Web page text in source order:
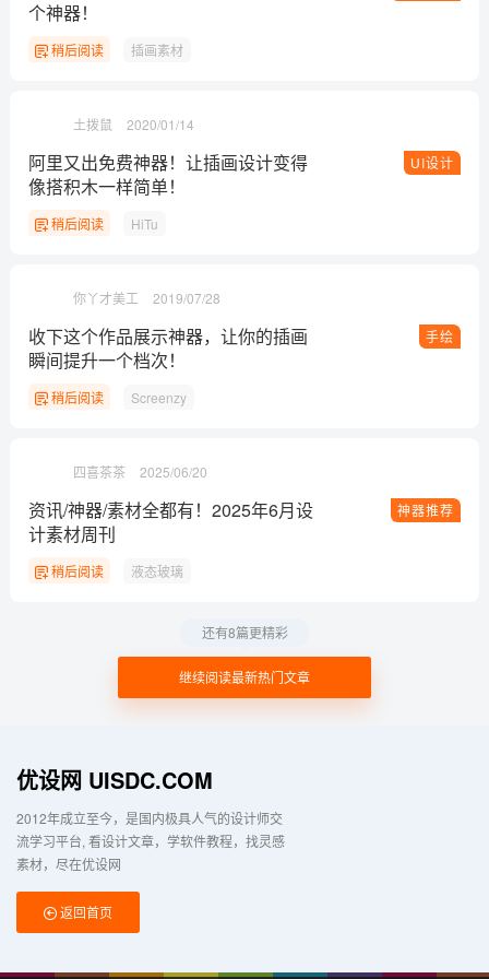
个神器！
稍后阅读 插画素材
土拨鼠 2020/01/14
UI设计
阿里又出免费神器！让插画设计变得
像搭积木一样简单！
稍后阅读 HiTu
你丫才美工 2019/07/28
手绘
收下这个作品展示神器，让你的插画
瞬间提升一个档次！
稍后阅读 Screenzy
四喜茶茶 2025/06/20
神器推荐
资讯/神器/素材全都有！2025年6月设
计素材周刊
稍后阅读 液态玻璃
继续阅读最新热门文章
还有8篇更精彩
优设网 UISDC.COM
2012年成立至今，是国内极具人气的设计师交
流学习平台 看设计文章，学软件教程，找灵感
素材，尽在优设网
返回首页